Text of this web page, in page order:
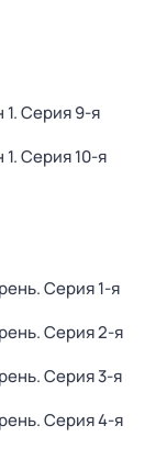
1. Серия 9-я
1. Серия 10-я
. Серия 1-я
. Серия 2-я
. Серия 3-я
. Серия 4-я